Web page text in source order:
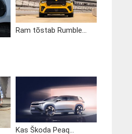
Ram tõstab Rumble...
Kas Škoda Peaq...